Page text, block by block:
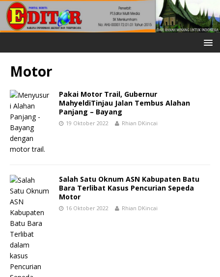
Motor
Pakai Motor Trail, Gubernur
MahyeldiTinjau Jalan Tembus Alahan
Panjang – Bayang
19 Oktober 2022 Rhian DKincai
Salah Satu Oknum ASN Kabupaten Batu
Bara Terlibat Kasus Pencurian Sepeda
Motor
16 Oktober 2022 Rhian DKincai